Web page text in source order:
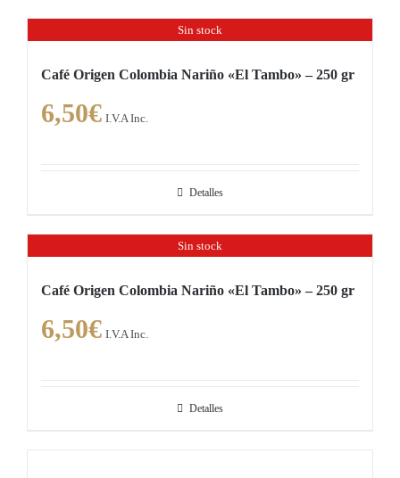
la
producto
variantes.
la
producto
Sin stock
Café Origen Colombia Nariño «El Tambo» – 250 gr
6,50€ I.V.A Inc.
Detalles
Sin stock
Café Origen Colombia Nariño «El Tambo» – 250 gr
6,50€ I.V.A Inc.
Detalles